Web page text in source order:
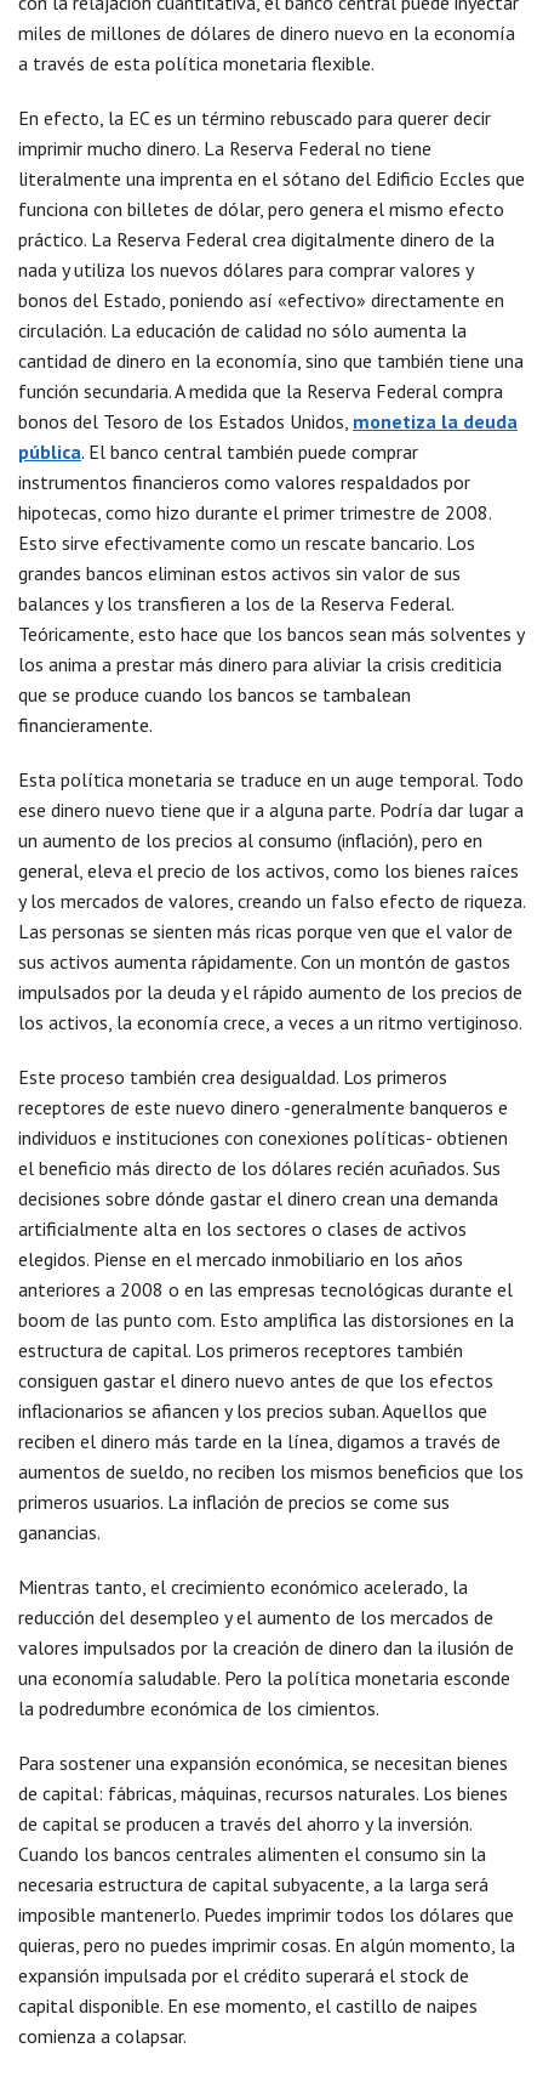
miles de millones de dólares de dinero nuevo en la economía
a través de esta política monetaria flexible.
En efecto, la EC es un término rebuscado para querer decir
imprimir mucho dinero. La Reserva Federal no tiene
literalmente una imprenta en el sótano del Edificio Eccles que
funciona con billetes de dólar, pero genera el mismo efecto
práctico. La Reserva Federal crea digitalmente dinero de la
nada y utiliza los nuevos dólares para comprar valores y
bonos del Estado, poniendo así «efectivo» directamente en
circulación. La educación de calidad no sólo aumenta la
cantidad de dinero en la economía, sino que también tiene una
función secundaria. A medida que la Reserva Federal compra
bonos del Tesoro de los Estados Unidos, monetiza la deuda
pública. El banco central también puede comprar
instrumentos financieros como valores respaldados por
hipotecas, como hizo durante el primer trimestre de 2008.
Esto sirve efectivamente como un rescate bancario. Los
grandes bancos eliminan estos activos sin valor de sus
balances y los transfieren a los de la Reserva Federal.
Teóricamente, esto hace que los bancos sean más solventes y
los anima a prestar más dinero para aliviar la crisis crediticia
que se produce cuando los bancos se tambalean
financieramente.
Esta política monetaria se traduce en un auge temporal. Todo
ese dinero nuevo tiene que ir a alguna parte. Podría dar lugar a
un aumento de los precios al consumo (inflación), pero en
general, eleva el precio de los activos, como los bienes raíces
y los mercados de valores, creando un falso efecto de riqueza.
Las personas se sienten más ricas porque ven que el valor de
sus activos aumenta rápidamente. Con un montón de gastos
impulsados por la deuda y el rápido aumento de los precios de
los activos, la economía crece, a veces a un ritmo vertiginoso.
Este proceso también crea desigualdad. Los primeros
receptores de este nuevo dinero -generalmente banqueros e
individuos e instituciones con conexiones políticas- obtienen
el beneficio más directo de los dólares recién acuñados. Sus
decisiones sobre dónde gastar el dinero crean una demanda
artificialmente alta en los sectores o clases de activos
elegidos. Piense en el mercado inmobiliario en los años
anteriores a 2008 o en las empresas tecnológicas durante el
boom de las punto com. Esto amplifica las distorsiones en la
estructura de capital. Los primeros receptores también
consiguen gastar el dinero nuevo antes de que los efectos
inflacionarios se afiancen y los precios suban. Aquellos que
reciben el dinero más tarde en la línea, digamos a través de
aumentos de sueldo, no reciben los mismos beneficios que los
primeros usuarios. La inflación de precios se come sus
ganancias.
Mientras tanto, el crecimiento económico acelerado, la
reducción del desempleo y el aumento de los mercados de
valores impulsados por la creación de dinero dan la ilusión de
una economía saludable. Pero la política monetaria esconde
la podredumbre económica de los cimientos.
Para sostener una expansión económica, se necesitan bienes
de capital: fábricas, máquinas, recursos naturales. Los bienes
de capital se producen a través del ahorro y la inversión.
Cuando los bancos centrales alimenten el consumo sin la
necesaria estructura de capital subyacente, a la larga será
imposible mantenerlo. Puedes imprimir todos los dólares que
quieras, pero no puedes imprimir cosas. En algún momento, la
expansión impulsada por el crédito superará el stock de
capital disponible. En ese momento, el castillo de naipes
comienza a colapsar.